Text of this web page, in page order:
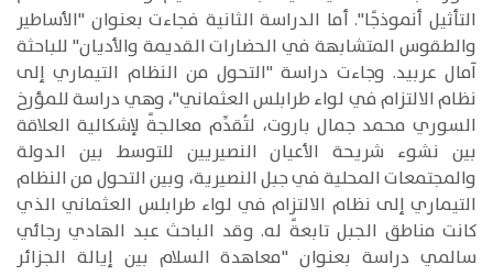
التأثيل أنموذجًا". أما الدراسة الثانية فجاءت بعنوان "الأساطير
والطقوس المتشابهة في الحضارات القديمة والأديان" للباحثة
آمال عربيد. وجاءت دراسة "التحول من النظام التيماري إلى
نظام الالتزام في لواء طرابلس العثماني"، وهي دراسة للمؤرخ
السوري محمد جمال باروت، لتُقدِّم معالجةً لإشكالية العلاقة
بين نشوء شريحة الأعيان النصيريين للتوسط بين الدولة
والمجتمعات المحلية في جبل النصيرية، وبين التحول من النظام
التيماري إلى نظام الالتزام في لواء طرابلس العثماني الذي
كانت مناطق الجبل تابعةً له. وقد الباحث عبد الهادي رجائي
سالمي دراسة بعنوان "معاهدة السلام بين إيالة الجزائر